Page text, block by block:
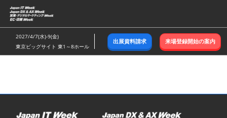
ス
キ
ッ
し
む
2027/4/7(水)-9(金)
東京ビッグサイト 東1～8ホール
出展資料請求 来場登録開始の案内